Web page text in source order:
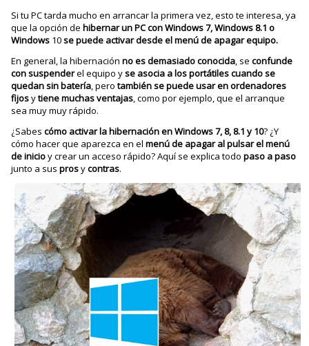
Si tu PC tarda mucho en arrancar la primera vez, esto te interesa, ya
que la opción dehibernar un PC con Windows 7, Windows 8.1 o
Windows 10se puede activar desde el menú de apagar equipo.
En general, la hibernaciónno es demasiado conocida, seconfunde
con suspenderel equipo yse asocia a los portátiles cuando se
quedan sin batería, perotambién se puede usar en ordenadores
fijosytiene muchas ventajas, como por ejemplo, que el arranque
sea muy muy rápido.
¿Sabescómo activar la hibernación en Windows 7, 8, 8.1 y 10? ¿Y
cómo hacer que aparezca en elmenú de apagar al pulsar el menú
de inicioy crear un acceso rápido? Aquí se explica todopaso a paso
junto a susprosycontras.